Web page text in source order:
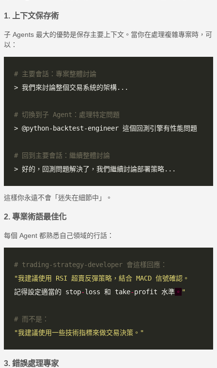
1. 上下文保存術
子 Agents 最大的優勢是保存主要上下文。當你在處理複雜專案時，可
以：
# 主要會話：專案整體討論
# 切換到子 Agent：處理特定問題
# 回到主要會話：繼續整體討論
這樣你永遠不會「迷失在細節中」。
2. 專業術語最佳化
每個 Agent 都熟悉自己領域的行話：
# trading-strategy-developer 會這樣回應：
"我建議使用 RSI 超賣反彈策略，結合 MACD 信號確認。
記得設定適當的 stop-loss 和 take-profit 水準 。 "
# 而不是：
"我建議使用一些技術指標來做交易決策。"
3. 錯誤處理專家